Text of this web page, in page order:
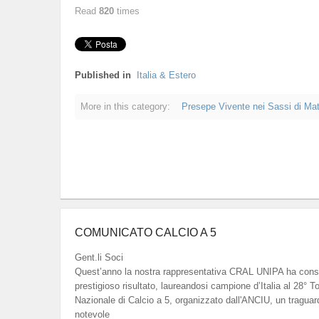
Read 820times
Published in Italia & Estero
More in this category: Presepe Vivente nei Sassi di
COMUNICATO CALCIO A 5
Gent.li Soci
Quest’anno la nostra rappresentativa CRAL UNIPA ha
prestigioso risultato, laureandosi campione d’Italia al 28°
Nazionale di Calcio a 5, organizzato dall'ANCIU, un
notevole